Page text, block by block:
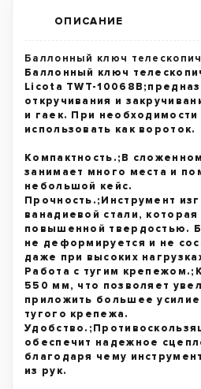
ОПИСАНИЕ
Баллонный ключ
Баллонный ключ
Licota TWT-
откручивания и
и гаек. При
использовать как вороток.
Компактность.;В
занимает много места и
небольшой кейс.
Прочность.;Инструмент
ванадиевой стали, которая
повышенной твердостью.
не деформируется и не
даже при высоких
Работа с тугим
550 мм, что позволяет
приложить большее усилие
тугого крепежа.
обеспечит надежное
благодаря чему
из рук.